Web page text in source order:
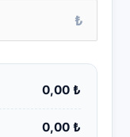
₺
0,00 ₺
0,00 ₺